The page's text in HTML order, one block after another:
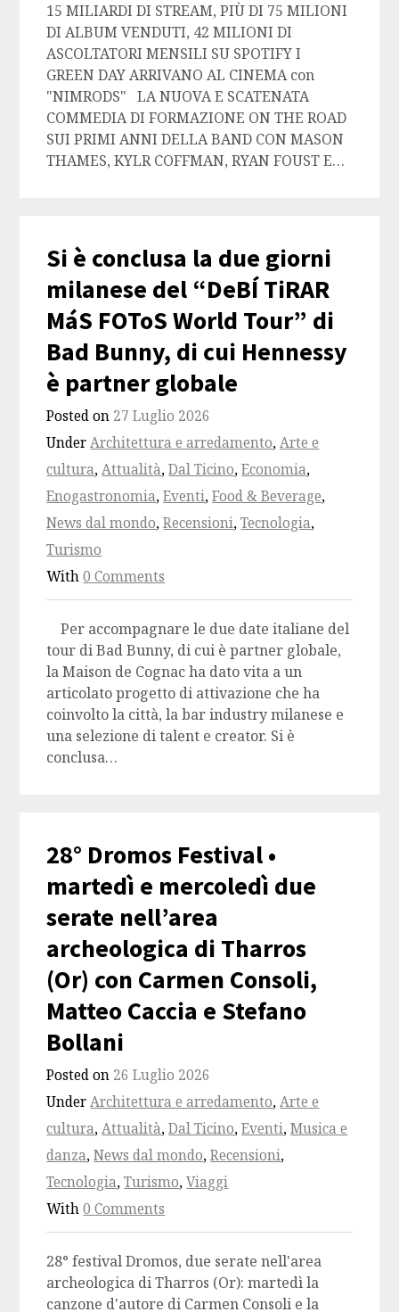
15 MILIARDI DI STREAM, PIÙ DI 75 MILIONI
DI ALBUM VENDUTI, 42 MILIONI DI
ASCOLTATORI MENSILI SU SPOTIFY I
GREEN DAY ARRIVANO AL CINEMA con
"NIMRODS" LA NUOVA E SCATENATA
COMMEDIA DI FORMAZIONE ON THE ROAD
SUI PRIMI ANNI DELLA BAND CON MASON
THAMES, KYLR COFFMAN, RYAN FOUST E…
Si è conclusa la due giorni
milanese del “DeBÍ TiRAR
MáS FOToS World Tour” di
Bad Bunny, di cui Hennessy
è partner globale
Posted on 27 Luglio 2026
UnderArchitettura e arredamento,Arte e
cultura,Attualità,Dal Ticino,Economia,
Enogastronomia,Eventi,Food & Beverage,
News dal mondo,Recensioni,Tecnologia,
Turismo
With0 Comments
Per accompagnare le due date italiane del
tour di Bad Bunny, di cui è partner globale,
la Maison de Cognac ha dato vita a un
articolato progetto di attivazione che ha
coinvolto la città, la bar industry milanese e
una selezione di talent e creator. Si è
conclusa…
28° Dromos Festival •
martedì e mercoledì due
serate nell’area
archeologica di Tharros
(Or) con Carmen Consoli,
Matteo Caccia e Stefano
Bollani
Posted on 26 Luglio 2026
UnderArchitettura e arredamento,Arte e
cultura,Attualità,Dal Ticino,Eventi,Musica e
danza,News dal mondo,Recensioni,
Tecnologia,Turismo,Viaggi
With0 Comments
28° festival Dromos, due serate nell'area
archeologica di Tharros (Or): martedì la
canzone d'autore di Carmen Consoli e la